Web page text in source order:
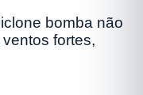
bomba não
fortes,